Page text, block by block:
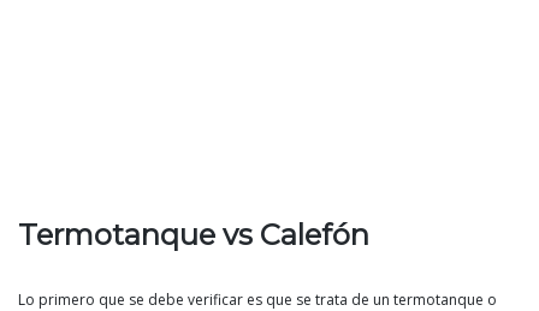
Termotanque vs Calefón
Lo primero que se debe verificar es que se trata de un termotanque o